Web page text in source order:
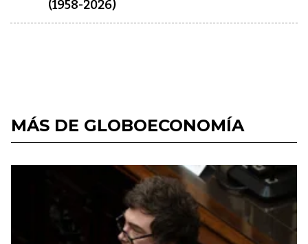
(1958-2026)
MÁS DE GLOBOECONOMÍA